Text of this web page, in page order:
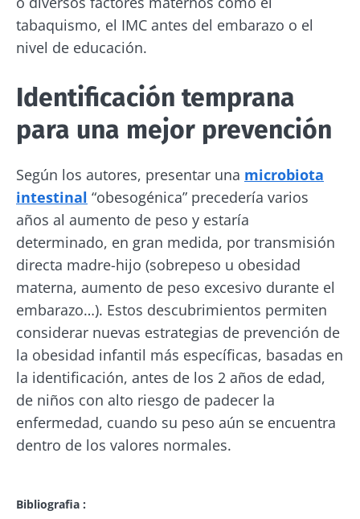
tabaquismo, el IMC antes del embarazo o el
nivel de educación.
Identificación temprana
para una mejor prevención
Según los autores, presentar una microbiota
intestinal “obesogénica” precedería varios
años al aumento de peso y estaría
determinado, en gran medida, por transmisión
directa madre-hijo (sobrepeso u obesidad
materna, aumento de peso excesivo durante el
embarazo…). Estos descubrimientos permiten
considerar nuevas estrategias de prevención de
la obesidad infantil más específicas, basadas en
la identificación, antes de los 2 años de edad,
de niños con alto riesgo de padecer la
enfermedad, cuando su peso aún se encuentra
dentro de los valores normales.
Old
Bibliografia :
Redirección
Está a punto de ser redirigido y de dejar
nuestro sitio web.
Ser redirigido
Quedarse en el sitio web del Biocodex Microbiota
Institute
Mantenerse informado
Únase a la comunidad de la microbiota y
reciba una vez al mes "The Essential" que le
permitirá mantenerse informado sobre la
microbiota
Me gustaría registrarme para recibir más
noticias de Biocodex
He leído y acepto lascondiciones generales
de uso y lapolítica de protección de datosdel
Biocodex Microbiota Institute
BMI 20-35
permitirá mantenerse informado sobre la
microbiota
Me gustaría registrarme para recibir más
noticias de Biocodex
He leído y acepto lascondiciones generales
de uso y lapolítica de protección de datosdel
Biocodex Microbiota Institute
* Campo obligatorio
BMI 20-35
Descubrir
El kéfir: ¿un
microbiota?
Los yogures, los